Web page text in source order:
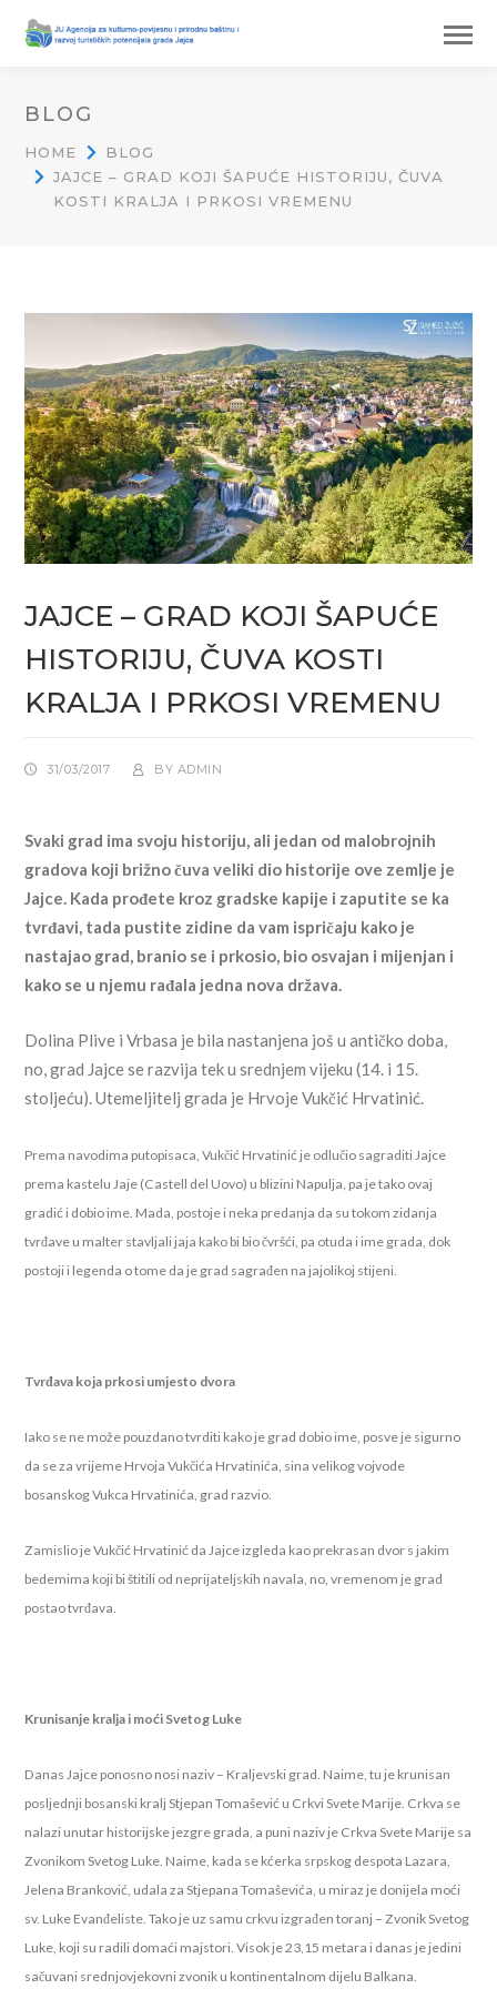
BLOG
HOME
BLOG
JAJCE – GRAD KOJI ŠAPUĆE HISTORIJU, ČUVA
KOSTI KRALJA I PRKOSI VREMENU
JAJCE – GRAD KOJI ŠAPUĆE
HISTORIJU, ČUVA KOSTI
KRALJA I PRKOSI VREMENU
31/03/2017 BY ADMIN
Svaki grad ima svoju historiju, ali jedan od malobrojnih
gradova koji brižno čuva veliki dio historije ove zemlje je
Jajce. Kada prođete kroz gradske kapije i zaputite se ka
tvrđavi, tada pustite zidine da vam ispričaju kako je
nastajao grad, branio se i prkosio, bio osvajan i mijenjan i
kako se u njemu rađala jedna nova država.
Dolina Plive i Vrbasa je bila nastanjena još u antičko doba,
no, grad Jajce se razvija tek u srednjem vijeku (14. i 15.
stoljeću). Utemeljitelj grada je Hrvoje Vukčić Hrvatinić.
Prema navodima putopisaca, Vukčić Hrvatinić je odlučio sagraditi Jajce
prema kastelu Jaje (Castell del Uovo) u blizini Napulja, pa je tako ovaj
gradić i dobio ime. Mada, postoje i neka predanja da su tokom zidanja
tvrđave u malter stavljali jaja kako bi bio čvršći, pa otuda i ime grada, dok
postoji i legenda o tome da je grad sagrađen na jajolikoj stijeni.
Tvrđava koja prkosi umjesto dvora
Iako se ne može pouzdano tvrditi kako je grad dobio ime, posve je sigurno
da se za vrijeme Hrvoja Vukčića Hrvatinića, sina velikog vojvode
bosanskog Vukca Hrvatinića, grad razvio.
Zamislio je Vukčić Hrvatinić da Jajce izgleda kao prekrasan dvor s jakim
bedemima koji bi štitili od neprijateljskih navala, no, vremenom je grad
postao tvrđava.
Krunisanje kralja i moći Svetog Luke
Danas Jajce ponosno nosi naziv – Kraljevski grad. Naime, tu je krunisan
posljednji bosanski kralj Stjepan Tomašević u Crkvi Svete Marije. Crkva se
nalazi unutar historijske jezgre grada, a puni naziv je Crkva Svete Marije sa
Zvonikom Svetog Luke. Naime, kada se kćerka srpskog despota Lazara,
Jelena Branković, udala za Stjepana Tomaševića, u miraz je donijela moći
sv. Luke Evanđeliste. Tako je uz samu crkvu izgrađen toranj – Zvonik Svetog
Luke, koji su radili domaći majstori. Visok je 23,15 metara i danas je jedini
sačuvani srednjovjekovni zvonik u kontinentalnom dijelu Balkana.